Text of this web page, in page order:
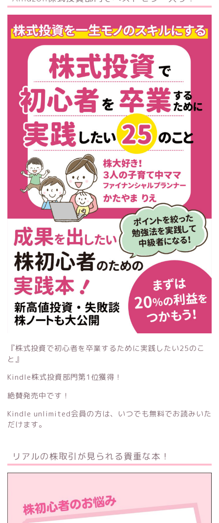
『株式投資で初心者を卒業するために実践したい25のこ
と』
Kindle株式投資部門第1位獲得！
絶賛発売中です！
Kindle unlimited会員の方は、いつでも無料でお読みいた
だけます。
リアルの株取引が見られる貴重な本！